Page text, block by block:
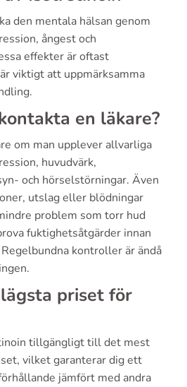
den mentala hälsan genom
ångest och
effekter är oftast
viktigt att uppmärksamma
en läkare?
om man upplever allvarliga
huvudvärk,
och hörselstörningar. Även
utslag eller blödningar
problem som torr hud
fuktighetsåtgärder innan
kontroller är ändå
priset för
tillgängligt till det mest
vilket garanterar dig ett
jämfört med andra